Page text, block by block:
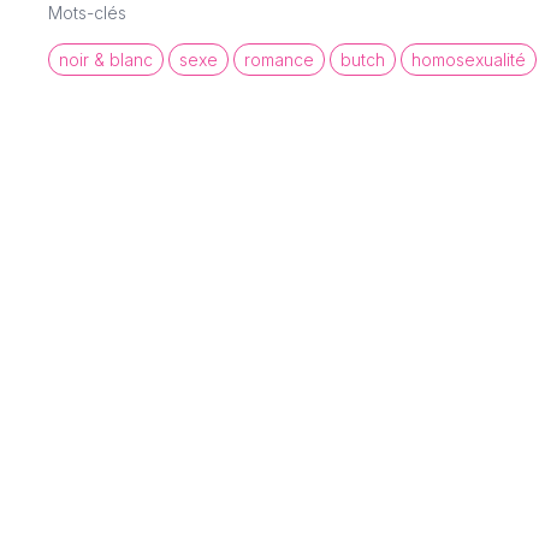
Mots-clés
noir & blanc sexe romance butch homosexualité